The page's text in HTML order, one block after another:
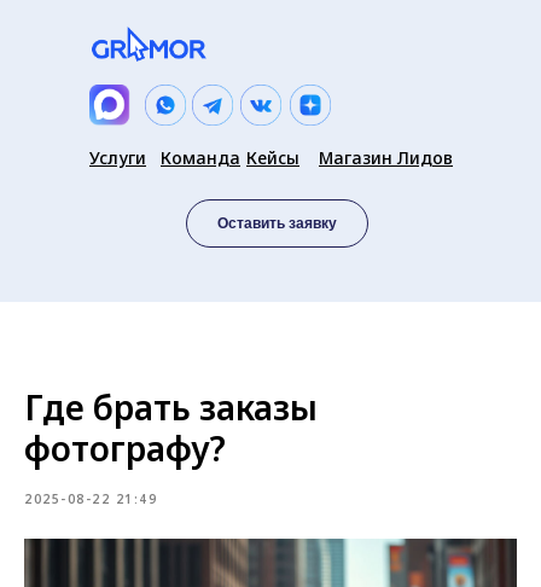
Оставить заявку
Услуги Кейсы Магазин Лидов
Команда
Где брать заказы
фотографу?
2025-08-22 21:49